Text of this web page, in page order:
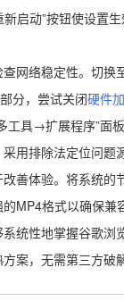
启动”按钮使设置
网络稳定性。切
分，尝试关闭硬件
工具→扩展程序”面
用排除法定位问题
善体验。将系统
MP4格式以确保兼
统性地掌握谷歌
案，无需第三方破